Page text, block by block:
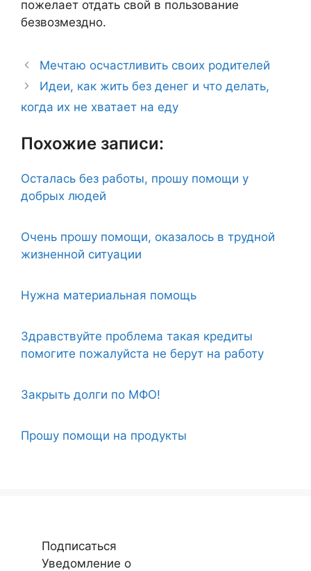
пожелает отдать свой в пользование
безвозмездно.
Мечтаю осчастливить своих родителей
Идеи, как жить без денег и что делать,
когда их не хватает на еду
Похожие записи:
Осталась без работы, прошу помощи у
добрых людей
Очень прошу помощи, оказалось в трудной
жизненной ситуации
Нужна материальная помощь
Здравствуйте проблема такая кредиты
помогите пожалуйста не берут на работу
Закрыть долги по МФО!
Прошу помощи на продукты
Подписаться
Уведомление о